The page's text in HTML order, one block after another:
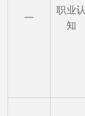
一
职业认
知